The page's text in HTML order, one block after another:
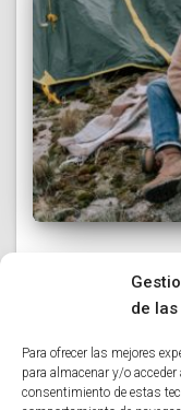
de
Para ofrecer las mejores
para almacenar y/o
consentimiento de estas
Pizzería
del
Para el mochilero
nutrición; es